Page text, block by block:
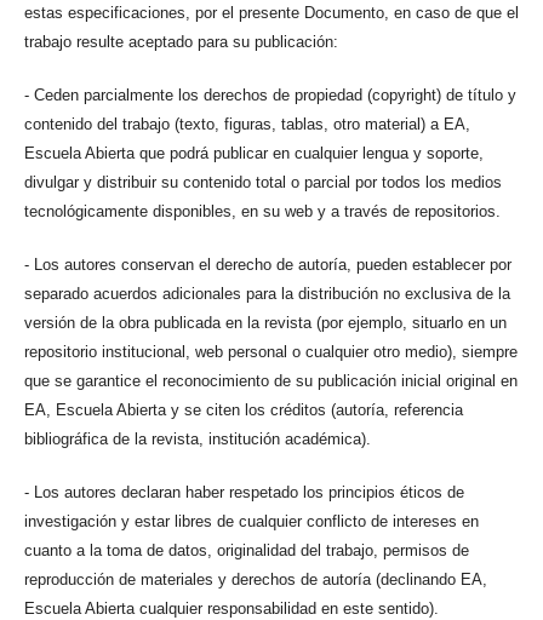
estas especificaciones, por el presente Documento, en caso de que el
trabajo resulte aceptado para su publicación:
- Ceden parcialmente los derechos de propiedad (copyright) de título y
contenido del trabajo (texto, figuras, tablas, otro material) a EA,
Escuela Abierta que podrá publicar en cualquier lengua y soporte,
divulgar y distribuir su contenido total o parcial por todos los medios
tecnológicamente disponibles, en su web y a través de repositorios.
- Los autores conservan el derecho de autoría, pueden establecer por
separado acuerdos adicionales para la distribución no exclusiva de la
versión de la obra publicada en la revista (por ejemplo, situarlo en un
repositorio institucional, web personal o cualquier otro medio), siempre
que se garantice el reconocimiento de su publicación inicial original en
EA, Escuela Abierta y se citen los créditos (autoría, referencia
bibliográfica de la revista, institución académica).
- Los autores declaran haber respetado los principios éticos de
investigación y estar libres de cualquier conflicto de intereses en
cuanto a la toma de datos, originalidad del trabajo, permisos de
reproducción de materiales y derechos de autoría (declinando EA,
Escuela Abierta cualquier responsabilidad en este sentido).